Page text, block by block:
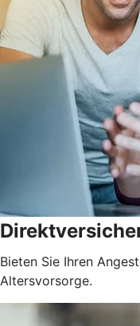
Bieten Sie Ihren
Altersvorsorge.